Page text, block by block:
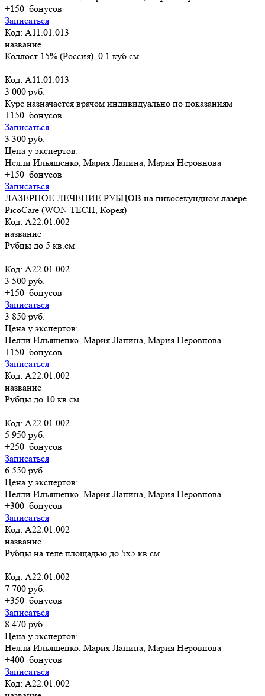
+150 бонусов
Записаться
Код: A11.01.013
название
Коллост 15% (Россия), 0.1 куб.см
Код: A11.01.013
3 000 руб.
Курс назначается врачом индивидуально по показаниям
+150 бонусов
Записаться
3 300 руб.
Цена у экспертов:
Нелли Ильяшенко, Мария Лапина, Мария Неровнова
+150 бонусов
Записаться
ЛАЗЕРНОЕ ЛЕЧЕНИЕ РУБЦОВ на пикосекундном лазере
PicoCare (WON TECH, Корея)
Код: A22.01.002
название
Рубцы до 5 кв.см
Код: A22.01.002
3 500 руб.
+150 бонусов
Записаться
3 850 руб.
Цена у экспертов:
Нелли Ильяшенко, Мария Лапина, Мария Неровнова
+150 бонусов
Записаться
Код: A22.01.002
название
Рубцы до 10 кв.см
Код: A22.01.002
5 950 руб.
+250 бонусов
Записаться
6 550 руб.
Цена у экспертов:
Нелли Ильяшенко, Мария Лапина, Мария Неровнова
+300 бонусов
Записаться
Код: A22.01.002
название
Рубцы на теле площадью до 5х5 кв.см
Код: A22.01.002
7 700 руб.
+350 бонусов
Записаться
8 470 руб.
Цена у экспертов:
Нелли Ильяшенко, Мария Лапина, Мария Неровнова
+400 бонусов
Записаться
Код: A22.01.002